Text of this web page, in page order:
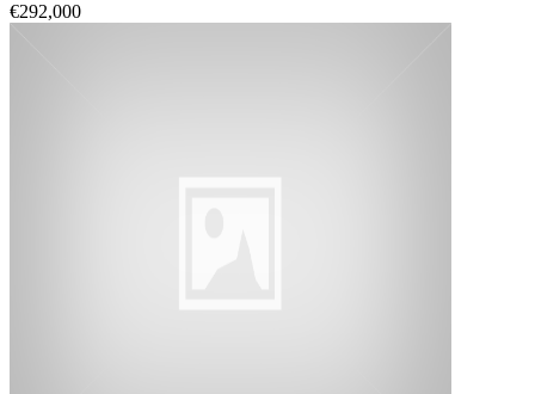
€292,000